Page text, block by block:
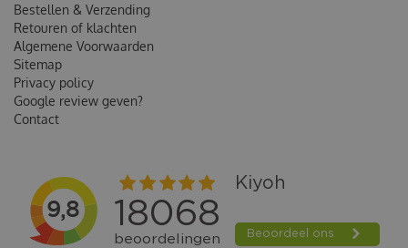
Bestellen & Verzending
Retouren of klachten
Algemene Voorwaarden
Sitemap
Privacy policy
Google review geven?
Contact